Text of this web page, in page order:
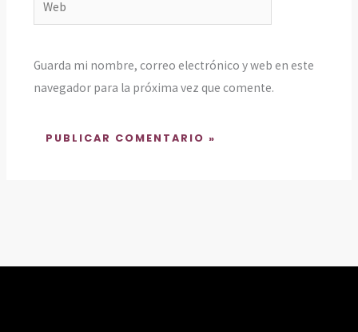
Guarda mi nombre, correo electrónico y web en este
navegador para la próxima vez que comente.